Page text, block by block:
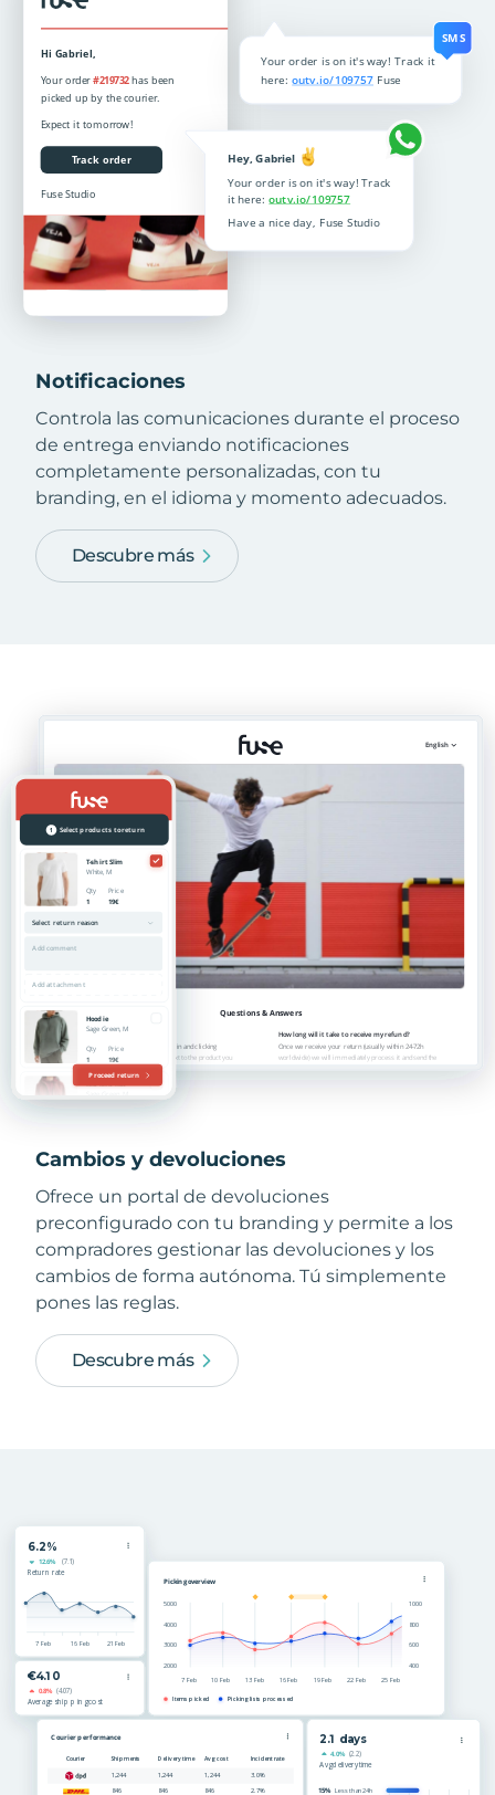
Notificaciones
Controla las comunicaciones durante el proceso
de entrega enviando notificaciones
completamente personalizadas, con tu
branding, en el idioma y momento adecuados.
Descubre más
Cambios y devoluciones
Ofrece un portal de devoluciones
preconfigurado con tu branding y permite a los
compradores gestionar las devoluciones y los
cambios de forma autónoma. Tú simplemente
pones las reglas.
Descubre más